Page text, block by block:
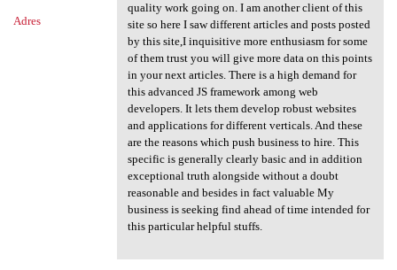
Adres
quality work going on. I am another client of this
site so here I saw different articles and posts posted
by this site,I inquisitive more enthusiasm for some
of them trust you will give more data on this points
in your next articles. There is a high demand for
this advanced JS framework among web
developers. It lets them develop robust websites
and applications for different verticals. And these
are the reasons which push business to hire. This
specific is generally clearly basic and in addition
exceptional truth alongside without a doubt
reasonable and besides in fact valuable My
business is seeking find ahead of time intended for
this particular helpful stuffs.